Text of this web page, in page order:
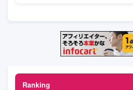
Ranking